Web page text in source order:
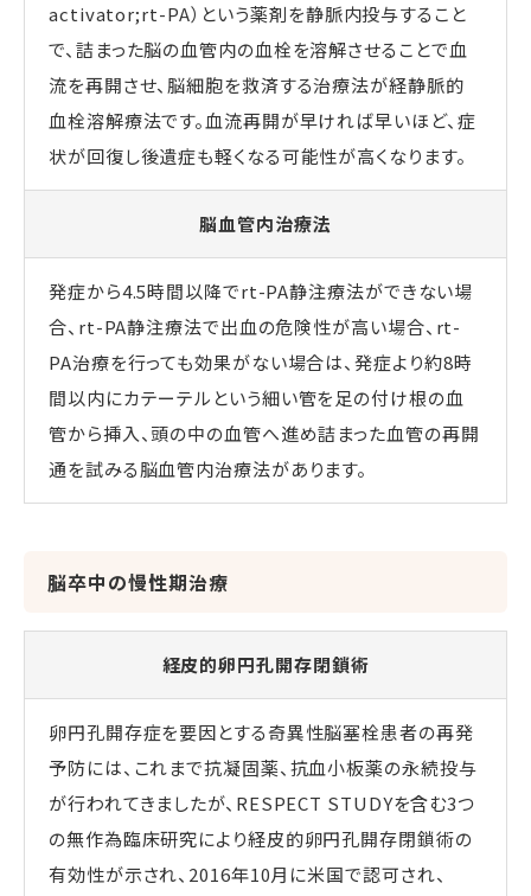
activator;rt-PA）という薬剤を静脈内投与すること
で、詰まった脳の血管内の血栓を溶解させることで血
流を再開させ、脳細胞を救済する治療法が経静脈的
血栓溶解療法です。血流再開が早ければ早いほど、症
状が回復し後遺症も軽くなる可能性が高くなります。
脳血管内治療法
発症から4.5時間以降でrt-PA静注療法ができない場
合、rt-PA静注療法で出血の危険性が高い場合、rt-
PA治療を行っても効果がない場合は、発症より約8時
間以内にカテーテルという細い管を足の付け根の血
管から挿入、頭の中の血管へ進め詰まった血管の再開
通を試みる脳血管内治療法があります。
脳卒中の慢性期治療
経皮的卵円孔開存閉鎖術
卵円孔開存症を要因とする奇異性脳塞栓患者の再発
予防には、これまで抗凝固薬、抗血小板薬の永続投与
が行われてきましたが、RESPECT STUDYを含む3つ
の無作為臨床研究により経皮的卵円孔開存閉鎖術の
有効性が示され、2016年10月に米国で認可され、